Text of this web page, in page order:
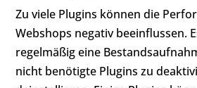
Zu viele Plugins können die
Webshops negativ beeinflussen.
regelmäßig eine
nicht benötigte Plugins zu